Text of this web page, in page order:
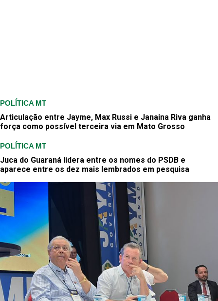
POLÍTICA MT
Articulação entre Jayme, Max Russi e Janaina Riva ganha
força como possível terceira via em Mato Grosso
POLÍTICA MT
Juca do Guaraná lidera entre os nomes do PSDB e
aparece entre os dez mais lembrados em pesquisa